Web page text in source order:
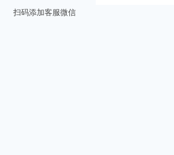
扫码添加客服微信